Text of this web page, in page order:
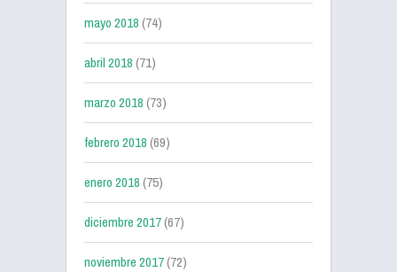
mayo 2018(74)
abril 2018(71)
marzo 2018(73)
febrero 2018(69)
enero 2018(75)
diciembre 2017(67)
noviembre 2017(72)